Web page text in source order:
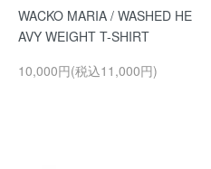
WACKO MARIA / WASHED HE
AVY WEIGHT T-SHIRT
10,000円(税込11,000円)